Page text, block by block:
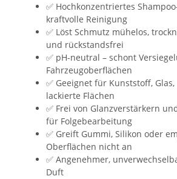
✅ Hochkonzentriertes
kraftvolle Reinigung
✅ Löst Schmutz mühelos,
und rückstandsfrei
✅ pH-neutral – schont
Fahrzeugoberflächen
✅ Geeignet für Kunststoff,
lackierte Flächen
✅ Frei von Glanzverstärkern
für Folgebearbeitung
✅ Greift Gummi, Silikon oder
Oberflächen nicht an
✅ Angenehmer,
Duft